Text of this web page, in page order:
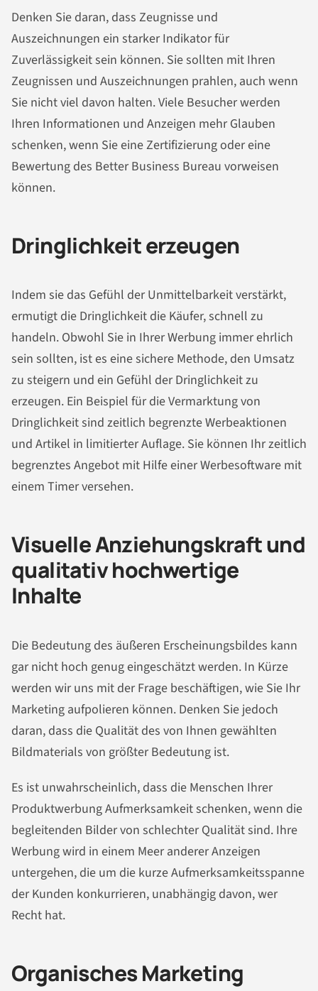
Denken Sie daran, dass Zeugnisse und
Auszeichnungen ein starker Indikator für
Zuverlässigkeit sein können. Sie sollten mit Ihren
Zeugnissen und Auszeichnungen prahlen, auch wenn
Sie nicht viel davon halten. Viele Besucher werden
Ihren Informationen und Anzeigen mehr Glauben
schenken, wenn Sie eine Zertifizierung oder eine
Bewertung des Better Business Bureau vorweisen
können.
Dringlichkeit erzeugen
Indem sie das Gefühl der Unmittelbarkeit verstärkt,
ermutigt die Dringlichkeit die Käufer, schnell zu
handeln. Obwohl Sie in Ihrer Werbung immer ehrlich
sein sollten, ist es eine sichere Methode, den Umsatz
zu steigern und ein Gefühl der Dringlichkeit zu
erzeugen. Ein Beispiel für die Vermarktung von
Dringlichkeit sind zeitlich begrenzte Werbeaktionen
und Artikel in limitierter Auflage. Sie können Ihr zeitlich
begrenztes Angebot mit Hilfe einer Werbesoftware mit
einem Timer versehen.
Visuelle Anziehungskraft und
qualitativ hochwertige
Inhalte
Die Bedeutung des äußeren Erscheinungsbildes kann
gar nicht hoch genug eingeschätzt werden. In Kürze
werden wir uns mit der Frage beschäftigen, wie Sie Ihr
Marketing aufpolieren können. Denken Sie jedoch
daran, dass die Qualität des von Ihnen gewählten
Bildmaterials von größter Bedeutung ist.
Es ist unwahrscheinlich, dass die Menschen Ihrer
Produktwerbung Aufmerksamkeit schenken, wenn die
begleitenden Bilder von schlechter Qualität sind. Ihre
Werbung wird in einem Meer anderer Anzeigen
untergehen, die um die kurze Aufmerksamkeitsspanne
der Kunden konkurrieren, unabhängig davon, wer
Recht hat.
Organisches Marketing